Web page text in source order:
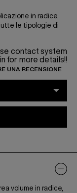
in radice.
le tipologie di
contact system
for more details!!
UNA RECENSIONE
volume in radice,